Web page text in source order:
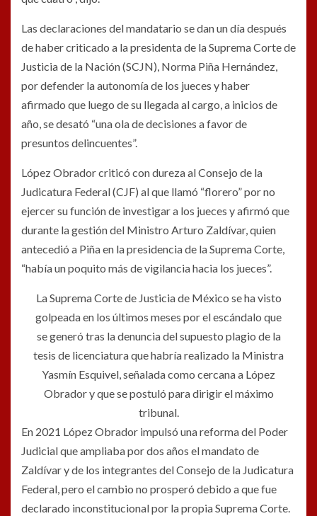
Las declaraciones del mandatario se dan un día después
de haber criticado a la presidenta de la Suprema Corte de
Justicia de la Nación (SCJN), Norma Piña Hernández,
por defender la autonomía de los jueces y haber
afirmado que luego de su llegada al cargo, a inicios de
año, se desató “una ola de decisiones a favor de
presuntos delincuentes”.
López Obrador criticó con dureza al Consejo de la
Judicatura Federal (CJF) al que llamó “florero” por no
ejercer su función de investigar a los jueces y afirmó que
durante la gestión del Ministro Arturo Zaldívar, quien
antecedió a Piña en la presidencia de la Suprema Corte,
“había un poquito más de vigilancia hacia los jueces”.
La Suprema Corte de Justicia de México se ha visto
golpeada en los últimos meses por el escándalo que
se generó tras la denuncia del supuesto plagio de la
tesis de licenciatura que habría realizado la Ministra
Yasmín Esquivel, señalada como cercana a López
Obrador y que se postuló para dirigir el máximo
tribunal.
En 2021 López Obrador impulsó una reforma del Poder
Judicial que ampliaba por dos años el mandato de
Zaldívar y de los integrantes del Consejo de la Judicatura
Federal, pero el cambio no prosperó debido a que fue
declarado inconstitucional por la propia Suprema Corte.